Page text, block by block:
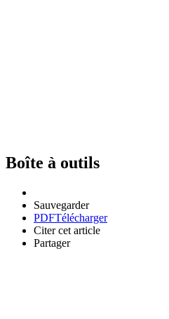
Boîte à outils
Sauvegarder
PDFTélécharger
Citer cet article
Partager